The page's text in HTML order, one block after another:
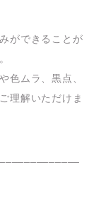
ができることが
色ムラ、黒点、
理解いただけま